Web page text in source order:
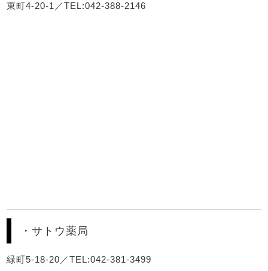
東町4-20-1／TEL:042-388-2146
・サトウ薬局
緑町5-18-20／TEL:042-381-3499